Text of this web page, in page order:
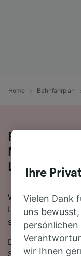
Home Bahnfahrplan
Reisen Sie
Minuten von
Langen am
Wenn Sie mehr
Langen am
suchen Sie nicht
Die schnellste
Stunde 16
Ihre
Vielen Dank
uns
wir Ihnen